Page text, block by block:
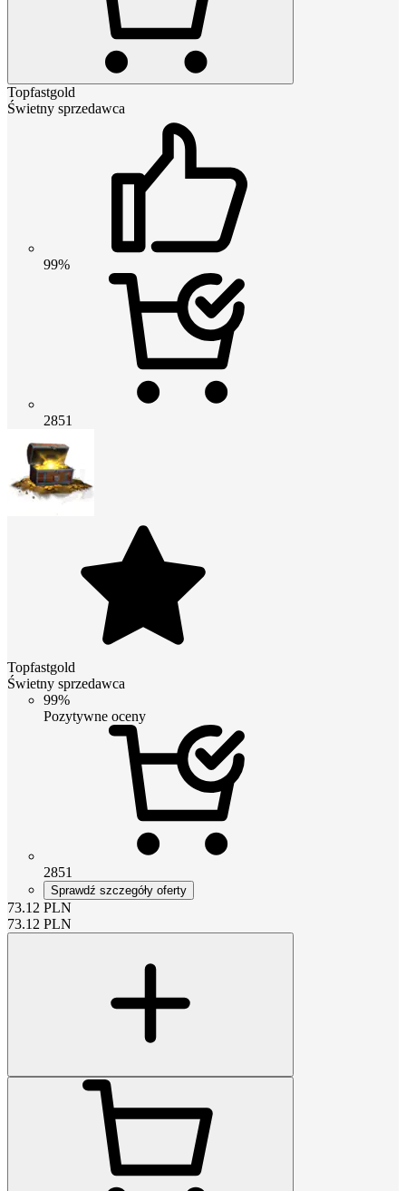
Topfastgold
Świetny sprzedawca
99%
2851
Topfastgold
Świetny sprzedawca
99%
Pozytywne oceny
2851
Sprawdź szczegóły oferty
73.12 PLN
73.12 PLN